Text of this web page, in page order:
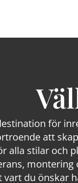
för
att
alla stilar och
montering
vart du önskar